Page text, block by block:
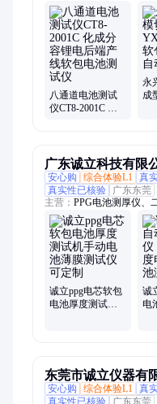
碎机、涂布机、干燥箱、
干机、成型机、冲壳机、
接机、冲片机、混合机、
八通道电池测试
仪CT8-2001C 化
永
成
广东诚立科技有限
安心购
综合体验L1 真
真实性已核验
广东东莞
主营： PPG电池测厚仪、
诚立ppg电芯软包
电池厚度测试机
诚
电
东莞市诚立仪器有
安心购
综合体验L1 真
真实性已核验
广东东莞